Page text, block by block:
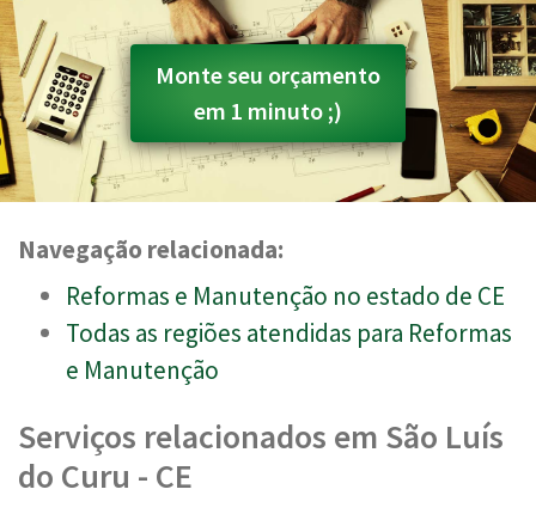
Monte seu orçamento
em 1 minuto ;)
Navegação relacionada:
Reformas e Manutenção no estado de CE
Todas as regiões atendidas para Reformas
e Manutenção
Serviços relacionados em São Luís
do Curu - CE